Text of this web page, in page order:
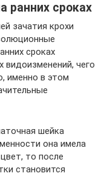
ранних сроках
зачатия крохи
сроках
видоизменений, чего
именно в этом
шейка
она имела
то после
становится